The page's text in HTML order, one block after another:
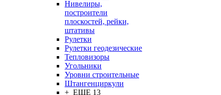
Нивелиры,
построители
плоскостей, рейки,
штативы
Рулетки
Рулетки геодезические
Тепловизоры
Угольники
Уровни строительные
Штангенциркули
+ ЕЩЕ 13